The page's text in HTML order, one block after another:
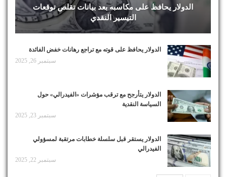
الدولار يحافظ على مكاسبه بعد بيانات تقلص توقعات
التيسير النقدي
الدولار يحافظ على قوته مع تراجع رهانات خفض الفائدة
سبتمبر 26, 2025
الدولار يتأرجح مع ترقب مؤشرات «الفيدرالي» حول
السياسة النقدية
سبتمبر 23, 2025
الدولار يستقر قبل سلسلة خطابات مرتقبة لمسؤولي
الفيدرالي
سبتمبر 22, 2025